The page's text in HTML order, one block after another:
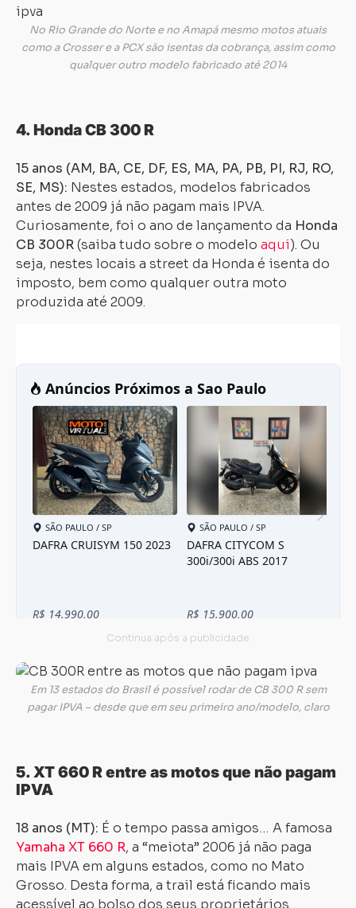
No Rio Grande do Norte e no Amapá mesmo motos atuais
como a Crosser e a PCX são isentas da cobrança, assim como
qualquer outro modelo fabricado até 2014
4. Honda CB 300 R
15 anos (AM, BA, CE, DF, ES, MA, PA, PB, PI, RJ, RO,
SE, MS): Nestes estados, modelos fabricados
antes de 2009 já não pagam mais IPVA.
Curiosamente, foi o ano de lançamento da Honda
CB 300R(saiba tudo sobre o modelo aqui). Ou
seja, nestes locais a street da Honda é isenta do
imposto, bem como qualquer outra moto
produzida até 2009.
Em 13 estados do Brasil é possível rodar de CB 300 R sem
pagar IPVA – desde que em seu primeiro ano/modelo, claro
5. XT 660 R entre as motos que não pagam
IPVA
18 anos (MT): É o tempo passa amigos… A famosa
Yamaha XT 660 R, a “meiota” 2006 já não paga
mais IPVA em alguns estados, como no Mato
Grosso. Desta forma, a trail está ficando mais
acessível ao bolso dos seus proprietários.